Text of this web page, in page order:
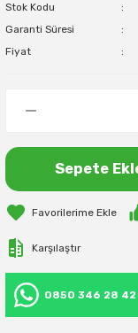
Stok Kodu
Garanti Süresi
Fiyat
Sepete
Karşılaştır
0850 346 28 42